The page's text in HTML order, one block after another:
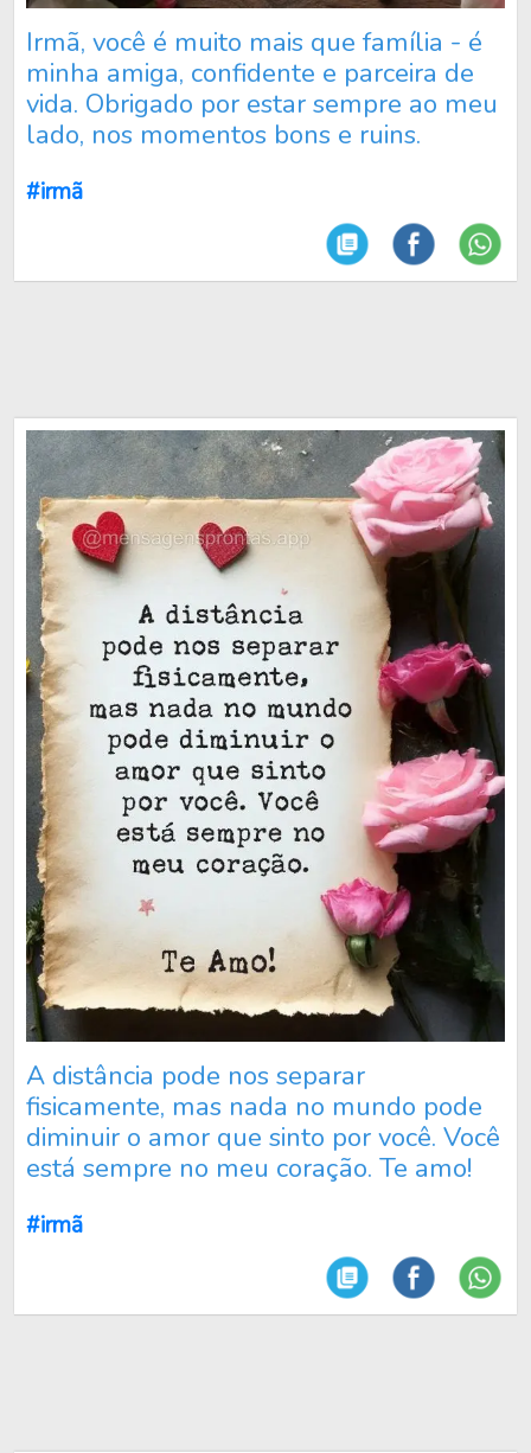
Irmã, você é muito mais que família - é
minha amiga, confidente e parceira de
vida. Obrigado por estar sempre ao meu
lado, nos momentos bons e ruins.
#irmã
A distância pode nos separar
fisicamente, mas nada no mundo pode
diminuir o amor que sinto por você. Você
está sempre no meu coração. Te amo!
#irmã